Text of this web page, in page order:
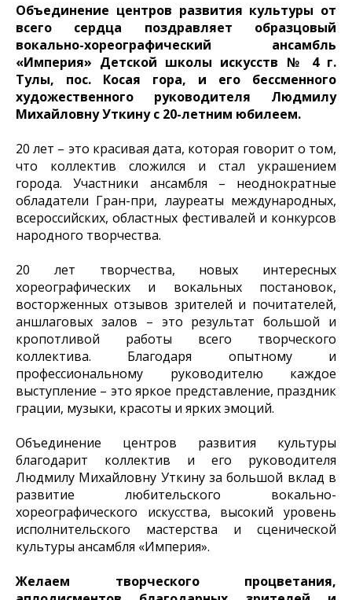
Объединение центров развития культуры от
всего сердца поздравляет образцовый
вокально-хореографический ансамбль
«Империя» Детской школы искусств № 4 г.
Тулы, пос. Косая гора, и его бессменного
художественного руководителя Людмилу
Михайловну Уткину с 20-летним юбилеем.
20 лет – это красивая дата, которая говорит о том,
что коллектив сложился и стал украшением
города. Участники ансамбля – неоднократные
обладатели Гран-при, лауреаты международных,
всероссийских, областных фестивалей и конкурсов
народного творчества.
20 лет творчества, новых интересных
хореографических и вокальных постановок,
восторженных отзывов зрителей и почитателей,
аншлаговых залов – это результат большой и
кропотливой работы всего творческого
коллектива. Благодаря опытному и
профессиональному руководителю каждое
выступление – это яркое представление, праздник
грации, музыки, красоты и ярких эмоций.
Объединение центров развития культуры
благодарит коллектив и его руководителя
Людмилу Михайловну Уткину за большой вклад в
развитие любительского вокально-
хореографического искусства, высокий уровень
исполнительского мастерства и сценической
культуры ансамбля «Империя».
Желаем творческого процветания,